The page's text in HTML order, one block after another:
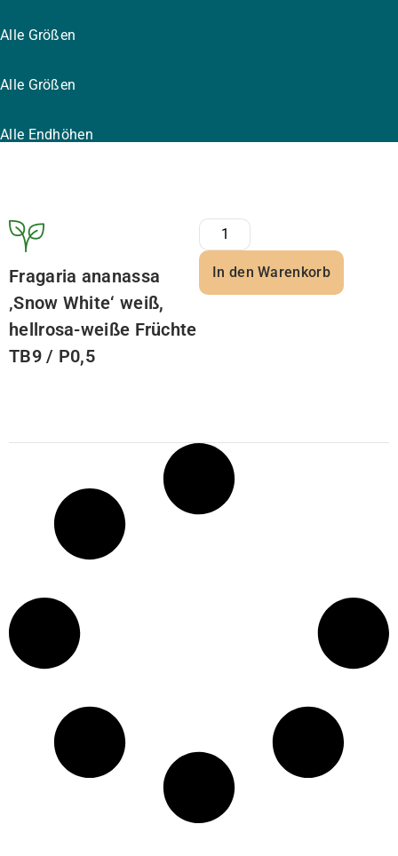
Alle Größen
Alle Größen
Alle Endhöhen
Fragaria ananassa
‚Snow White‘ weiß,
hellrosa-weiße Früchte
TB9 / P0,5
In den Warenkorb